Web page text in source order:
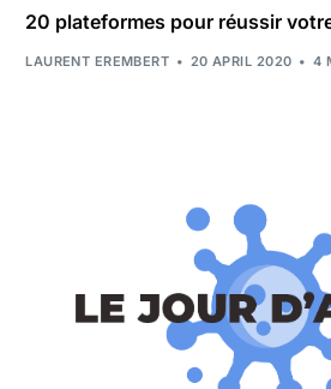
20 plateformes pour réussir
LAURENT EREMBERT 20 APRIL 2020 4